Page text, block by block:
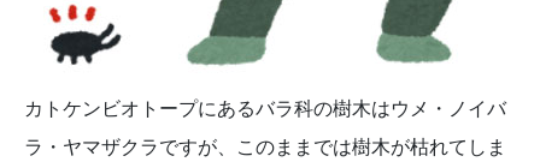
カトケンビオトープにあるバラ科の樹木はウメ・ノイバ
ラ・ヤマザクラですが、このままでは樹木が枯れてしま